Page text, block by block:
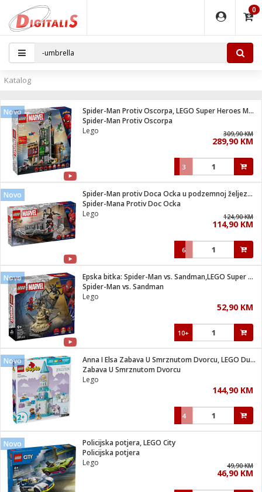
0
...
aparati
mesa
kafu
pribor
i pribor
program
/ G4
svjetla
grla
materijal
i oprema
zraka
- Analogija
- IP
IP kamere
IP
brave
Katalog
Novo
Spider-Man Protiv Oscorpa, LEGO Super Heroes Marvel
Spider-Man Protiv Oscorpa
Lego
309,90 KM
289,90 KM
3
Novo
Spider-Man protiv Doca Ocka u podzemnoj željeznici
Spider-Mana Protiv Doc Ocka
Lego
124,90 KM
114,90 KM
6
Novo
Epska bitka: Spider-Man vs. Sandman,LEGO Super Heroes Marvel
Spider-Man vs. Sandman
Lego
52,90 KM
10+
Novo
Anna I Elsa Zabava U Smrznutom Dvorcu, LEGO Duplo
Zabava U Smrznutom Dvorcu
Lego
144,90 KM
4
Novo
Policijska potjera, LEGO City
Policijska potjera
Lego
49,90 KM
46,90 KM